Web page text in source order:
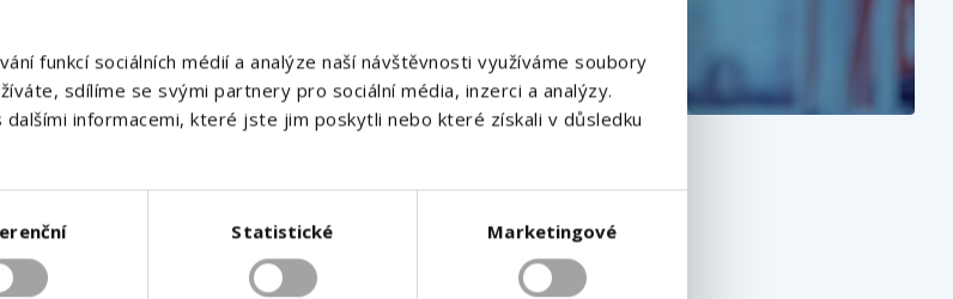
funkcí sociálních médií a analýze naší návštěvnosti využíváme soubory
sdílíme se svými partnery pro sociální média, inzerci a analýzy.
informacemi, které jste jim poskytli nebo které získali v důsledku
Statistické Marketingové
souhlasíte sezpracováním osobních údajů.
Odeslat